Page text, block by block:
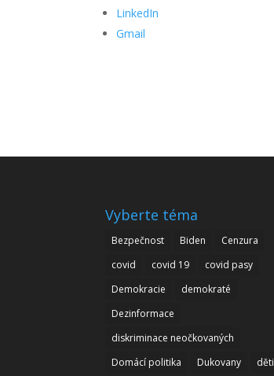
LinkedIn
Gmail
Vyberte téma
Bezpečnost Biden
Cenzura
covid
covid 19
covid pasy
Demokracie
demokraté
Dezinformace
diskriminace neočkovaných
Domácí politika
Dukovany
děti